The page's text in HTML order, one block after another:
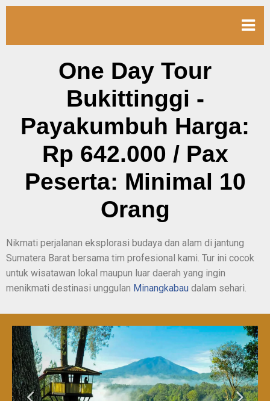
One Day Tour
Bukittinggi -
Payakumbuh Harga:
Rp 642.000 / Pax
Peserta: Minimal 10
Orang
Nikmati perjalanan eksplorasi budaya dan alam di jantung
Sumatera Barat bersama tim profesional kami. Tur ini cocok
untuk wisatawan lokal maupun luar daerah yang ingin
menikmati destinasi unggulan Minangkabau dalam sehari.